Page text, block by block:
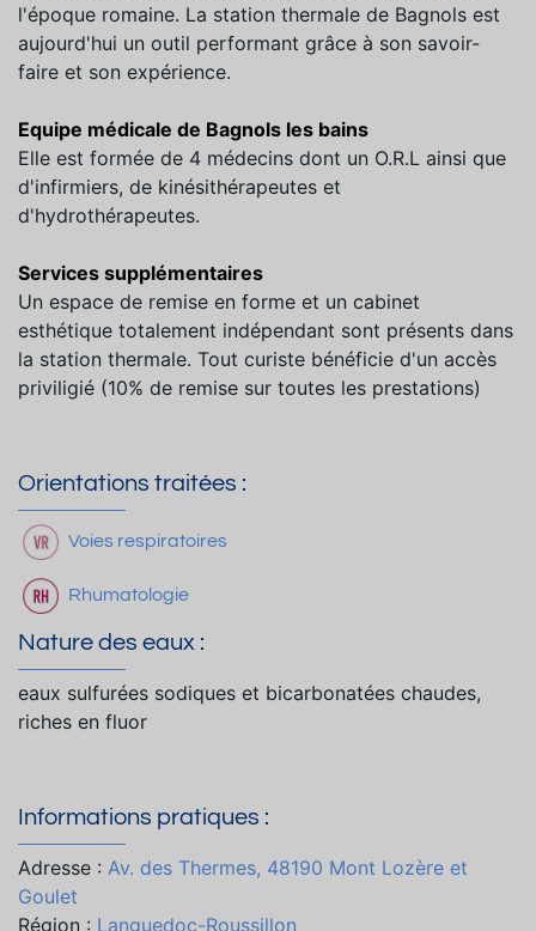
l'époque romaine. La station thermale de Bagnols est
aujourd'hui un outil performant grâce à son savoir-
faire et son expérience.
Equipe médicale de Bagnols les bains
Elle est formée de 4 médecins dont un O.R.L ainsi que
d'infirmiers, de kinésithérapeutes et
d'hydrothérapeutes.
Services supplémentaires
Un espace de remise en forme et un cabinet
esthétique totalement indépendant sont présents dans
la station thermale. Tout curiste bénéficie d'un accès
priviligié (10% de remise sur toutes les prestations)
Orientations traitées :
Voies respiratoires
Rhumatologie
Nature des eaux :
eaux sulfurées sodiques et bicarbonatées chaudes,
riches en fluor
Informations pratiques :
Adresse : Av. des Thermes, 48190 Mont Lozère et
Goulet
Région : Languedoc-Roussillon